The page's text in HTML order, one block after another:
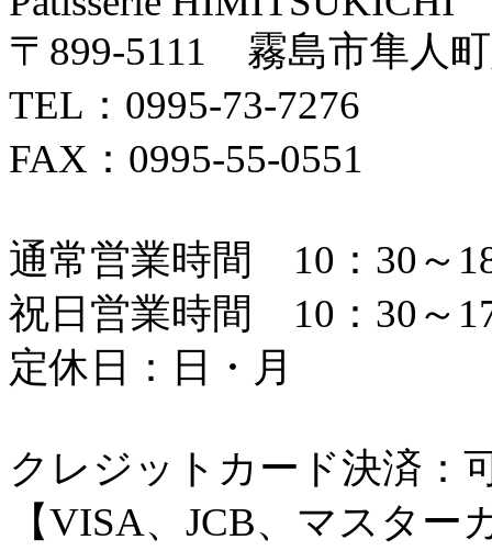
〒899-5111 霧島市隼人
TEL：0995-73-7276
FAX：0995-55-0551
通常営業時間 10：30～
祝日営業時間 10：30～
定休日：日・月
クレジットカード決済：
【VISA、JCB、マスタ